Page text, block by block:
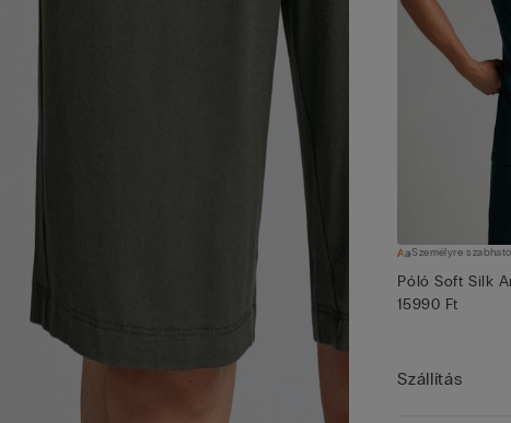
Személyre szabható
Póló Soft Silk
15990 Ft
Szállítás